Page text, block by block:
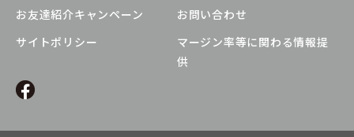
お友達紹介キャンペーン
お問い合わせ
サイトポリシー
マージン率等に関わる情報提
供